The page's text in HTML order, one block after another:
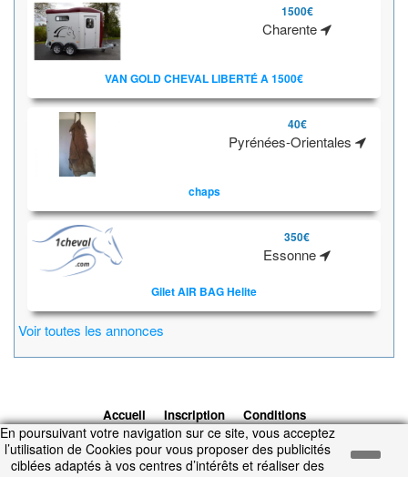
1500€
Charente
VAN GOLD CHEVAL LIBERTÉ A 1500€
40€
Pyrénées-Orientales
chaps
350€
Essonne
Gilet AIR BAG Helite
Voir toutes les annonces
Accueil Inscription
Conditions
d'utilisation
Contacts © 2026 1cheval.com
Ecurie Virtuelle -
Jeu Cheval
En poursuivant votre navigation sur ce site, vous acceptez
l’utilisation de Cookies pour vous proposer des publicités
ciblées adaptés à vos centres d’intérêts et réaliser des